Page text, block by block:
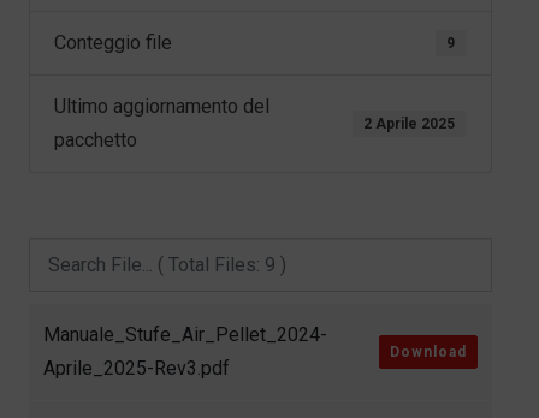
Conteggio file 9
Ultimo aggiornamento del
pacchetto
2 Aprile 2025
Manuale_Stufe_Air_Pellet_2024-
Aprile_2025-Rev3.pdf
Download